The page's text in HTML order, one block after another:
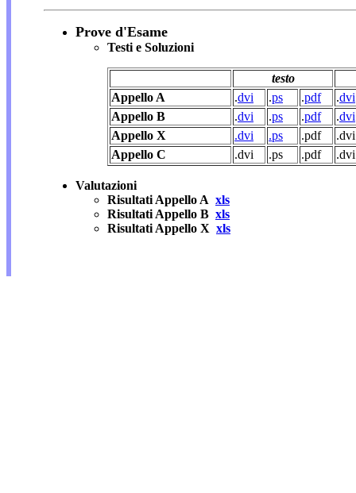
Prove d'Esame
Testi e Soluzioni
testo
Appello A
.dvi .ps .pdf .dvi
Appello B
.dvi .ps .pdf .dvi
Appello X
.dvi .ps .pdf
.dvi
Appello C
.dvi .ps .pdf .dvi
Valutazioni
Risultati Appello A xls
Risultati Appello B xls
Risultati Appello X xls